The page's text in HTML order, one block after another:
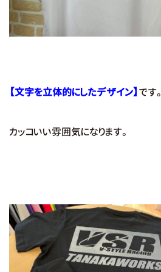
【文字を立体的にしたデザイン】 です。
カッコいい雰囲気になります。